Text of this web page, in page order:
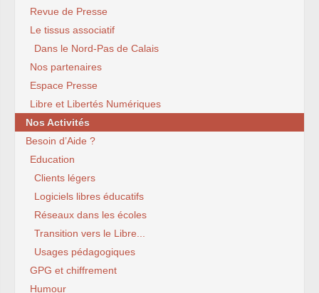
Revue de Presse
Le tissus associatif
Dans le Nord-Pas de Calais
Nos partenaires
Espace Presse
Libre et Libertés Numériques
Nos Activités
Besoin d’Aide ?
Education
Clients légers
Logiciels libres éducatifs
Réseaux dans les écoles
Transition vers le Libre...
Usages pédagogiques
GPG et chiffrement
Humour